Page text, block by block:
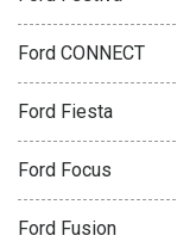
Ford CONNECT
Ford Fiesta
Ford Focus
Ford Fusion